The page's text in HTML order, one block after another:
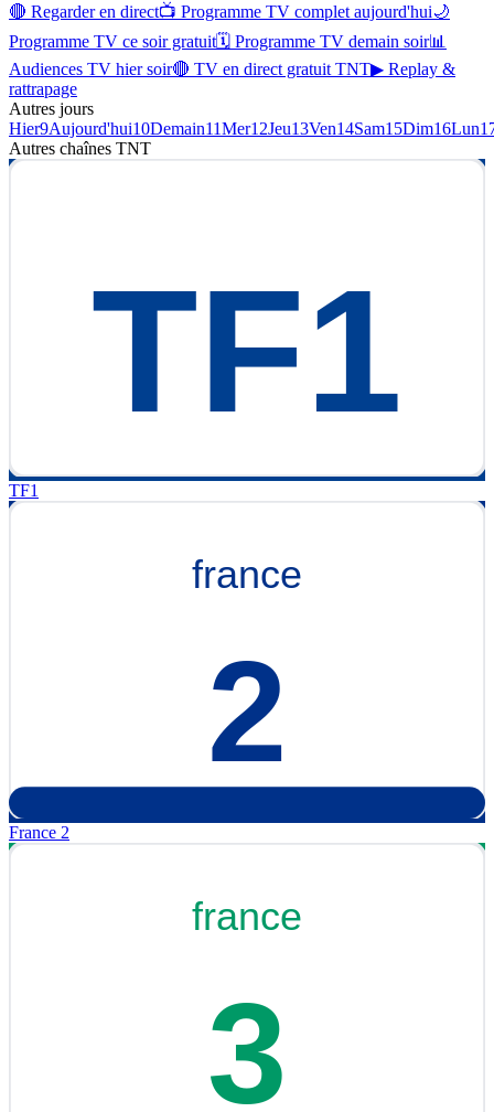
🔴 Regarder en direct📺 Programme TV complet aujourd'hui🌙
Programme TV ce soir gratuit🗓 Programme TV demain soir📊
Audiences TV hier soir🔴 TV en direct gratuit TNT▶ Replay &
rattrapage
Autres jours
Hier9Aujourd'hui10Demain11Mer12Jeu13Ven14Sam15Dim16Lun
Autres chaînes TNT
TF1
France 2